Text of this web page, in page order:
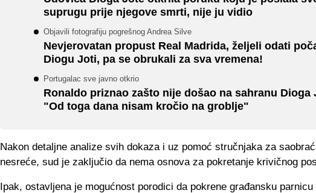
suprugu prije njegove smrti, nije ju vidio
Objavili fotografiju pogrešnog Andrea Silve
Nevjerovatan propust Real Madrida, željeli odati
Diogu Joti, pa se obrukali za sva vremena!
Portugalac sve javno otkrio
Ronaldo priznao zašto nije došao na sahranu Dioga
"Od toga dana nisam kročio na groblje"
Nakon detaljne analize svih dokaza i uz pomoć stručnjaka za
nesreće, sud je zaključio da nema osnova za pokretanje krivičnog
Ipak, ostavljena je mogućnost porodici da pokrene građansku